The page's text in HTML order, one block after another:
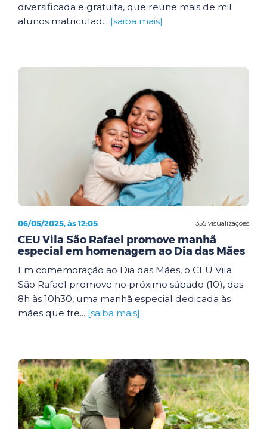
diversificada e gratuita, que reúne mais de mil
alunos matriculad... [saiba mais]
355 visualizações
06/05/2025, às 12:05
CEU Vila São Rafael promove manhã
especial em homenagem ao Dia das Mães
Em comemoração ao Dia das Mães, o CEU Vila
São Rafael promove no próximo sábado (10), das
8h às 10h30, uma manhã especial dedicada às
mães que fre... [saiba mais]